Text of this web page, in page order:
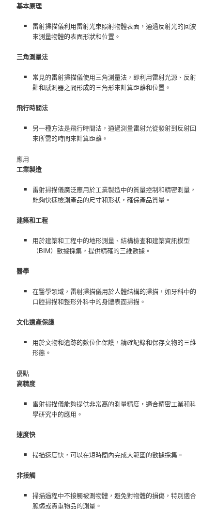
基本原理
雷射掃描儀利用雷射光束照射物體表面，通過反射光的回波
來測量物體的表面形狀和位置。
三角測量法
常見的雷射掃描儀使用三角測量法，即利用雷射光源、反射
點和感測器之間形成的三角形來計算距離和位置。
飛行時間法
另一種方法是飛行時間法，通過測量雷射光從發射到反射回
來所需的時間來計算距離。
應用
工業製造
雷射掃描儀廣泛應用於工業製造中的質量控制和精密測量，
能夠快速檢測產品的尺寸和形狀，確保產品質量。
建築和工程
用於建築和工程中的地形測量、結構檢查和建築資訊模型
（BIM）數據採集，提供精確的三維數據。
醫學
在醫學領域，雷射掃描儀用於人體結構的掃描，如牙科中的
口腔掃描和整形外科中的身體表面掃描。
文化遺產保護
用於文物和遺跡的數位化保護，精確記錄和保存文物的三維
形態。
優點
高精度
雷射掃描儀能夠提供非常高的測量精度，適合精密工業和科
學研究中的應用。
速度快
掃描速度快，可以在短時間內完成大範圍的數據採集。
非接觸
掃描過程中不接觸被測物體，避免對物體的損傷，特別適合
脆弱或貴重物品的測量。